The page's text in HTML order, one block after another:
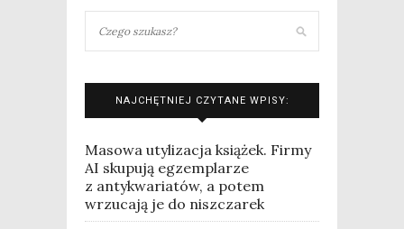
NAJCHĘTNIEJ CZYTANE WPISY:
Masowa utylizacja książek. Firmy
AI skupują egzemplarze
z antykwariatów, a potem
wrzucają je do niszczarek